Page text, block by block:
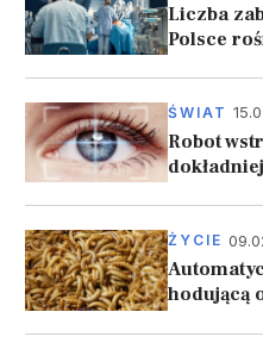
Liczba
Polsce
ŚWIAT
Robot
ŻYCIE
hodującą